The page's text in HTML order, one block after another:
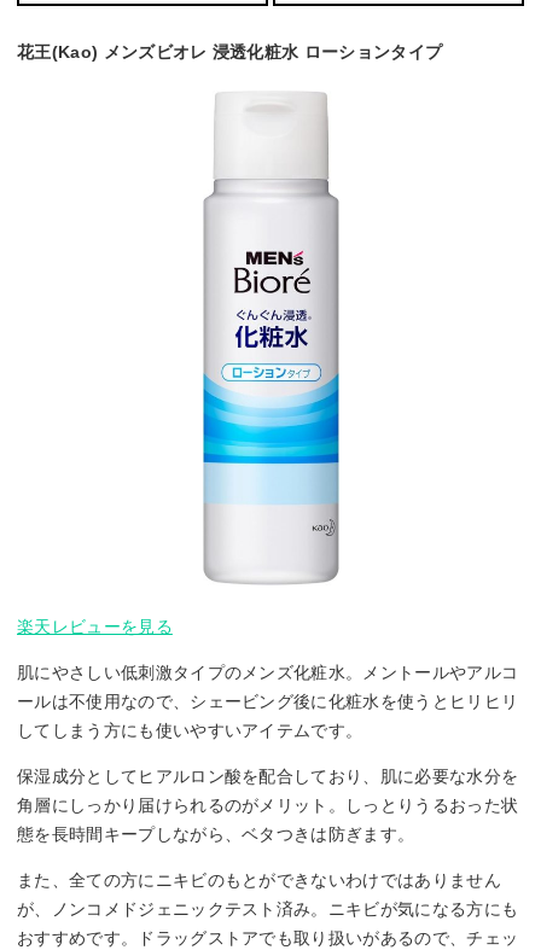
花王(Kao) メンズビオレ 浸透化粧水 ローションタイプ
楽天レビューを見る
肌にやさしい低刺激タイプのメンズ化粧水。メントールやアルコ
ールは不使用なので、シェービング後に化粧水を使うとヒリヒリ
してしまう方にも使いやすいアイテムです。
保湿成分としてヒアルロン酸を配合しており、肌に必要な水分を
角層にしっかり届けられるのがメリット。しっとりうるおった状
態を長時間キープしながら、ベタつきは防ぎます。
また、全ての方にニキビのもとができないわけではありません
が、ノンコメドジェニックテスト済み。ニキビが気になる方にも
おすすめです。ドラッグストアでも取り扱いがあるので、チェッ